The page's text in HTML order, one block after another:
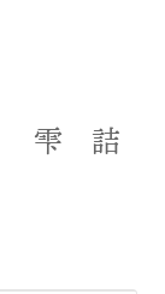
雫 詰